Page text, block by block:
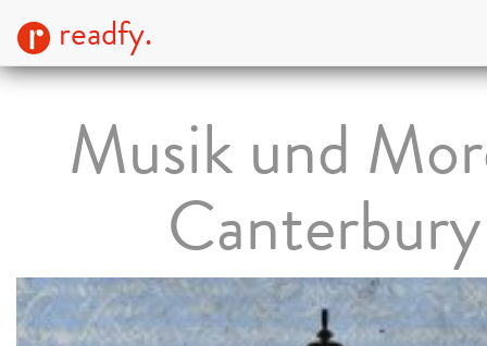
readfy.
Musik und
Canterbury